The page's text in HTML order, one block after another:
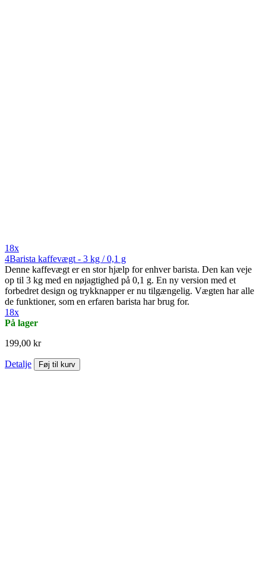
18x
4Barista kaffevægt - 3 kg / 0,1 g
Denne kaffevægt er en stor hjælp for enhver barista. Den kan veje
op til 3 kg med en nøjagtighed på 0,1 g. En ny version med et
forbedret design og trykknapper er nu tilgængelig. Vægten har alle
de funktioner, som en erfaren barista har brug for.
18x
På lager
199,00 kr
Detalje Føj til kurv